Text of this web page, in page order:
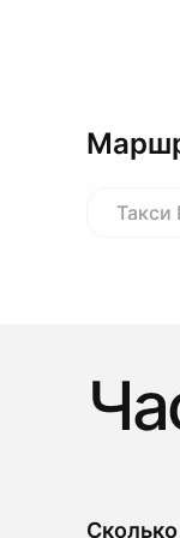
Такси